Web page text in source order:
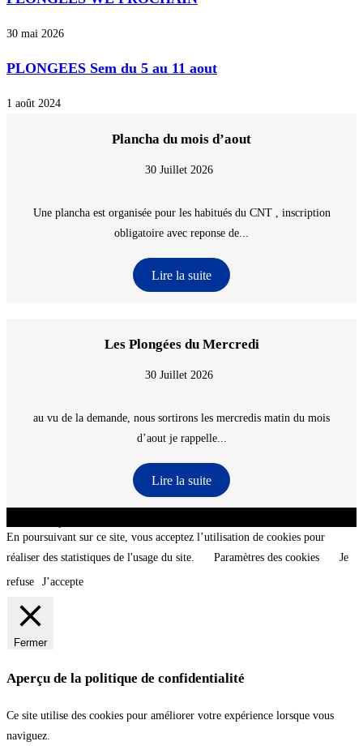
30 mai 2026
PLONGEES Sem du 5 au 11 aout
1 août 2024
Plancha du mois d’aout
30 Juillet 2026
Une plancha est organisée pour les habitués du CNT , inscription
obligatoire avec reponse de...
Lire la suite
Les Plongées du Mercredi
30 Juillet 2026
au vu de la demande, nous sortirons les mercredis matin du mois
d’aout je rappelle...
Lire la suite
En poursuivant sur ce site, vous acceptez l’utilisation de cookies pour
réaliser des statistiques de l'usage du site.
Paramètres des cookies
Je
refuse
J’accepte
Fermer
Aperçu de la politique de confidentialité
Ce site utilise des cookies pour améliorer votre expérience lorsque vous
naviguez.